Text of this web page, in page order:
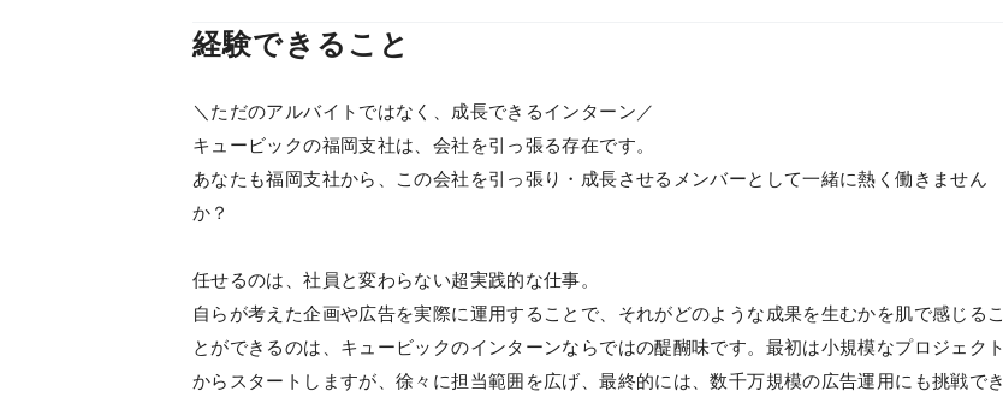
経験できること
＼ただのアルバイトではなく、成長できるインターン／
キュービックの福岡支社は、会社を引っ張る存在です。
あなたも福岡支社から、この会社を引っ張り・成長させるメンバーとして一緒に熱く働きません
か？
任せるのは、社員と変わらない超実践的な仕事。
自らが考えた企画や広告を実際に運用することで、それがどのような成果を生むかを肌で感じるこ
とができるのは、キュービックのインターンならではの醍醐味です。最初は小規模なプロジェクト
からスタートしますが、徐々に担当範囲を広げ、最終的には、数千万規模の広告運用にも挑戦でき